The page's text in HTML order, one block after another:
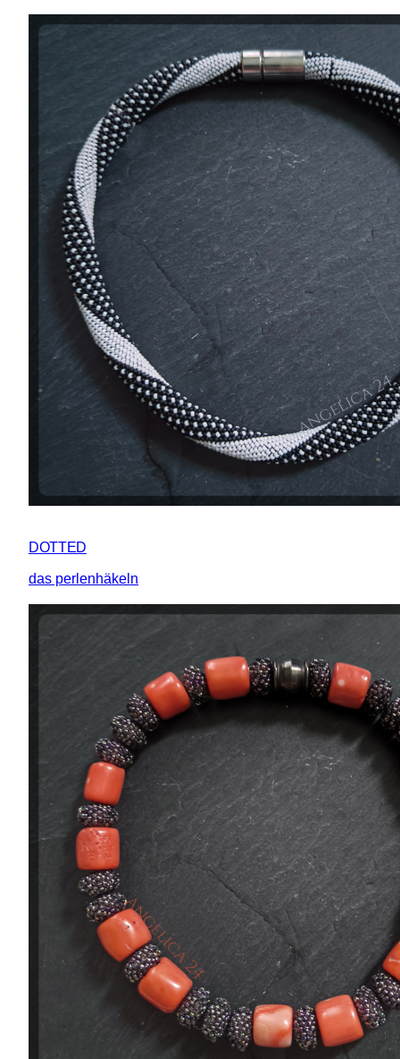
DOTTED
das perlenhäkeln